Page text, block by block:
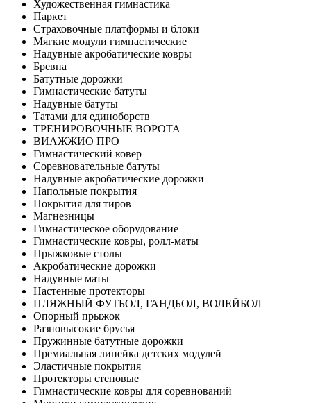
Художественная гимнастика
Паркет
Страховочные платформы и блоки
Мягкие модули гимнастические
Надувные акробатические ковры
Бревна
Батутные дорожки
Гимнастические батуты
Надувные батуты
Татами для единоборств
ТРЕНИРОВОЧНЫЕ ВОРОТА
ВИАЖЖИО ПРО
Гимнастический ковер
Соревновательные батуты
Надувные акробатические дорожки
Напольные покрытия
Покрытия для тиров
Магнезницы
Гимнастическое оборудование
Гимнастические ковры, ролл-маты
Прыжковые столы
Акробатические дорожки
Надувные маты
Настенные протекторы
ПЛЯЖНЫЙ ФУТБОЛ, ГАНДБОЛ, ВОЛЕЙБОЛ
Опорный прыжок
Разновысокие брусья
Пружинные батутные дорожки
Премиальная линейка детских модулей
Эластичные покрытия
Протекторы стеновые
Гимнастические ковры для соревнований